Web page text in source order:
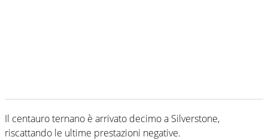
Il centauro ternano è arrivato decimo a Silverstone,
riscattando le ultime prestazioni negative.